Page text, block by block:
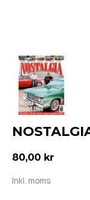
80,00 kr
Inkl. moms